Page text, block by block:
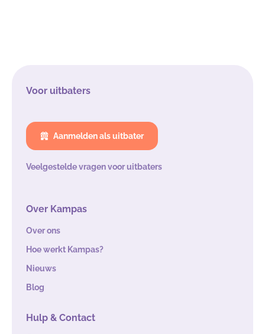
Voor uitbaters
Aanmelden als uitbater
Veelgestelde vragen voor uitbaters
Over Kampas
Over ons
Hoe werkt Kampas?
Nieuws
Blog
Hulp & Contact